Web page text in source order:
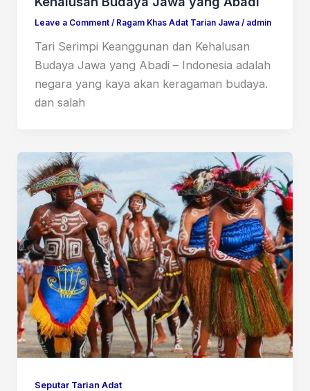
Leave a Comment / Ragam Khas Adat Tarian Jawa/ admin
Tari Serimpi Keanggunan dan Kehalusan
Budaya Jawa yang Abadi – Indonesia adalah
negara yang kaya akan keragaman budaya.
dan salah
Seputar Tarian Adat